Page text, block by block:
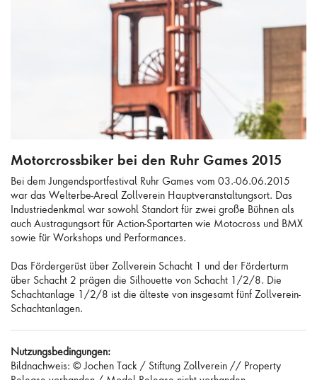
Motorcrossbiker bei den Ruhr Games 2015
Bei dem Jungendsportfestival Ruhr Games vom 03.-06.06.2015
war das Welterbe-Areal Zollverein Hauptveranstaltungsort. Das
Industriedenkmal war sowohl Standort für zwei große Bühnen als
auch Austragungsort für Action-Sportarten wie Motocross und BMX
sowie für Workshops und Performances.
Das Fördergerüst über Zollverein Schacht 1 und der Förderturm
über Schacht 2 prägen die Silhouette von Schacht 1/2/8. Die
Schachtanlage 1/2/8 ist die älteste von insgesamt fünf Zollverein-
Schachtanlagen.
Nutzungsbedingungen:
Bildnachweis: © Jochen Tack / Stiftung Zollverein // Property